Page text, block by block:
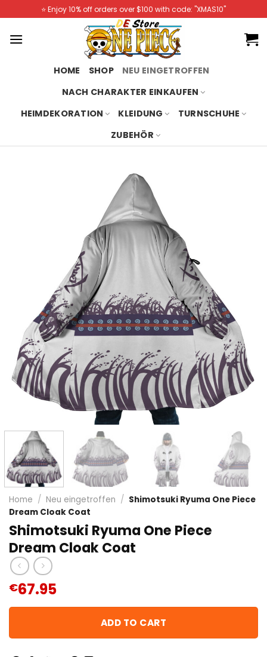
to
content
⭐️ Enjoy 10% off orders over $100 with code: "XMAS10"
HOME SHOP
NEU EINGETROFFEN
NACH CHARAKTER EINKAUFEN
HEIMDEKORATION
KLEIDUNG
TURNSCHUHE
ZUBEHÖR
Home / Neu eingetroffen / Shimotsuki Ryuma One Piece
Dream Cloak Coat
Shimotsuki Ryuma One Piece
Dream Cloak Coat
€67.95
ADD TO CART